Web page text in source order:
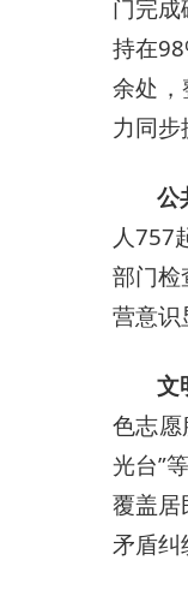
门完
持在
余处
力同步
公
人757
部门检
营意识
文
色志愿
光台”
覆盖居
矛盾纠